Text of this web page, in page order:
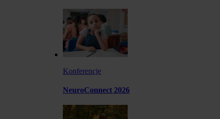
Konferencje
NeuroConnect 2026